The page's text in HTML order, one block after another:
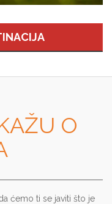
O
ćemo ti se javiti što je